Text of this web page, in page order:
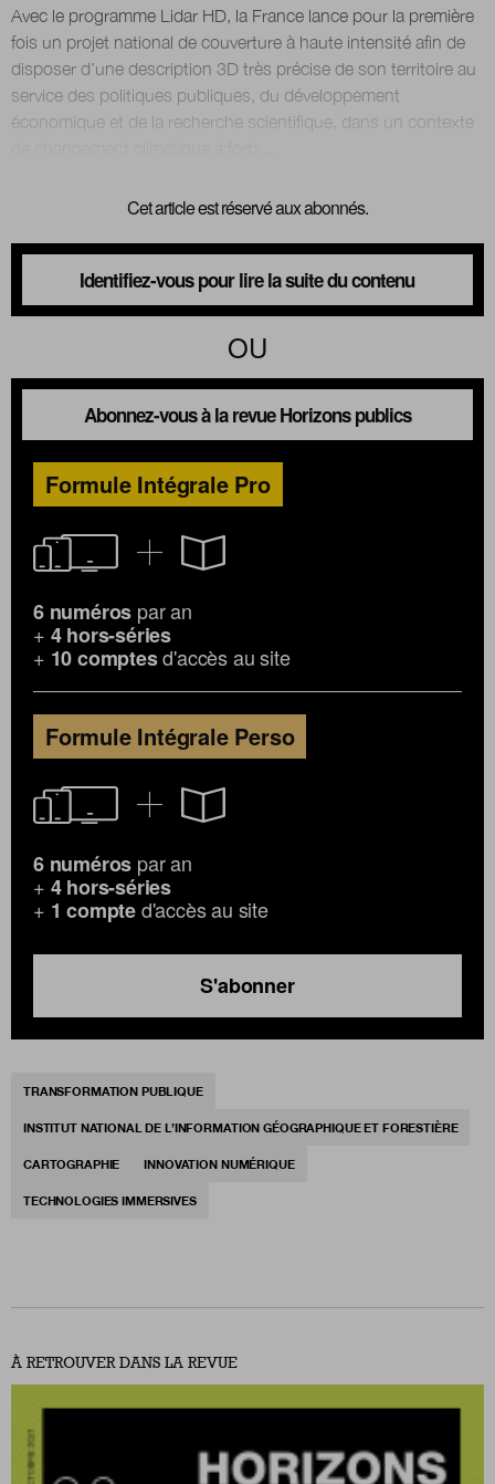
Avec le programme Lidar HD, la France lance pour la première
fois un projet national de couverture à haute intensité afin de
disposer d’une description 3D très précise de son territoire au
service des politiques publiques, du développement
économique et de la recherche scientifique, dans un contexte
Cet article est réservé aux abonnés.
Identifiez-vous pour lire la suite du contenu
OU
Abonnez-vous à la revue Horizons publics
Formule Intégrale Pro
6 numéros par an
+ 4 hors-séries
+ 10 comptesd'accès au site
Formule Intégrale Perso
6 numéros par an
+ 4 hors-séries
+ 1 compted'accès au site
S'abonner
TRANSFORMATION PUBLIQUE
INSTITUT NATIONAL DE L’INFORMATION GÉOGRAPHIQUE ET FORESTIÈRE
CARTOGRAPHIE INNOVATION NUMÉRIQUE
TECHNOLOGIES IMMERSIVES
À RETROUVER DANS LA REVUE